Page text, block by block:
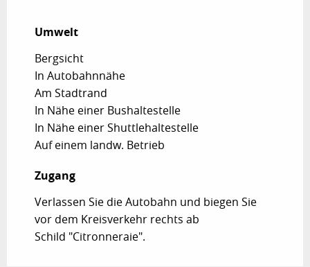
Umwelt
Umwelt
Bergsicht
In Autobahnnähe
Am Stadtrand
In Nähe einer Bushaltestelle
In Nähe einer Shuttlehaltestelle
Auf einem landw. Betrieb
Zugang
Zugang
Verlassen Sie die Autobahn und biegen Sie
vor dem Kreisverkehr rechts ab
Schild "Citronneraie".